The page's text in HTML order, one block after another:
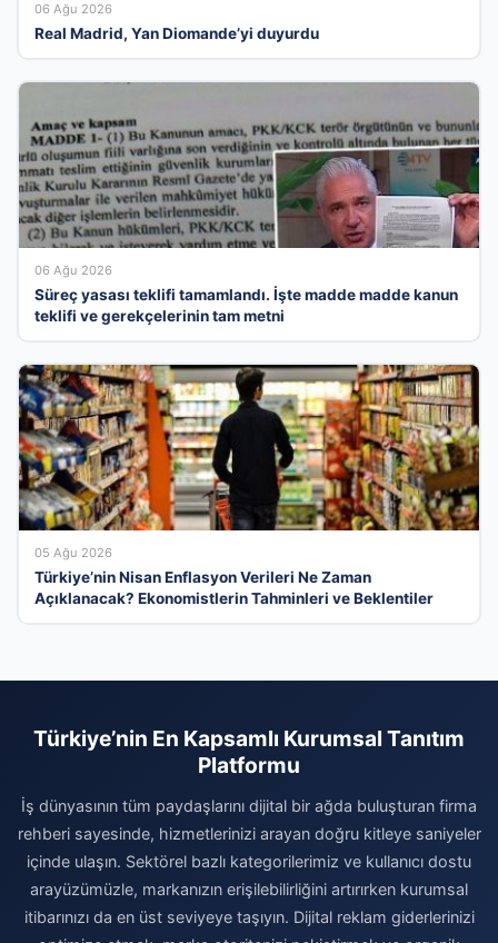
06 Ağu 2026
Real Madrid, Yan Diomande’yi duyurdu
06 Ağu 2026
Süreç yasası teklifi tamamlandı. İşte madde madde kanun
teklifi ve gerekçelerinin tam metni
05 Ağu 2026
Türkiye’nin Nisan Enflasyon Verileri Ne Zaman
Açıklanacak? Ekonomistlerin Tahminleri ve Beklentiler
Türkiye’nin En Kapsamlı Kurumsal Tanıtım
Platformu
İş dünyasının tüm paydaşlarını dijital bir ağda buluşturan firma
rehberi sayesinde, hizmetlerinizi arayan doğru kitleye saniyeler
içinde ulaşın. Sektörel bazlı kategorilerimiz ve kullanıcı dostu
arayüzümüzle, markanızın erişilebilirliğini artırırken kurumsal
itibarınızı da en üst seviyeye taşıyın. Dijital reklam giderlerinizi